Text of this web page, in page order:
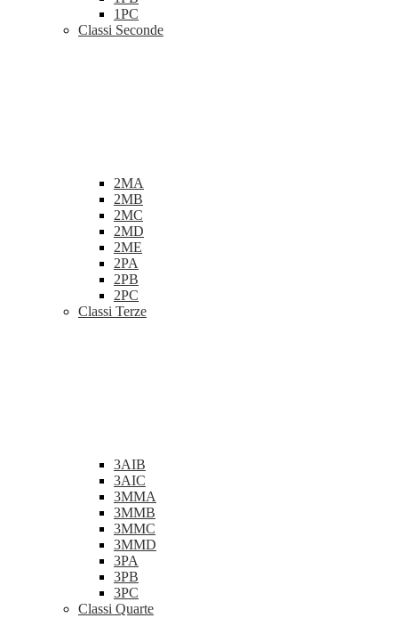
1PC
Classi Seconde
2MA
2MB
2MC
2MD
2ME
2PA
2PB
2PC
Classi Terze
3AIB
3AIC
3MMA
3MMB
3MMC
3MMD
3PA
3PB
3PC
Classi Quarte